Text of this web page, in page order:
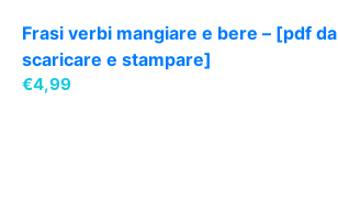
Frasi verbi mangiare e bere – [pdf da
scaricare e stampare]
€4,99